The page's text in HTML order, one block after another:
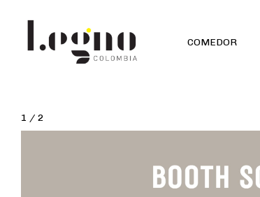
COMEDOR
1 / 2